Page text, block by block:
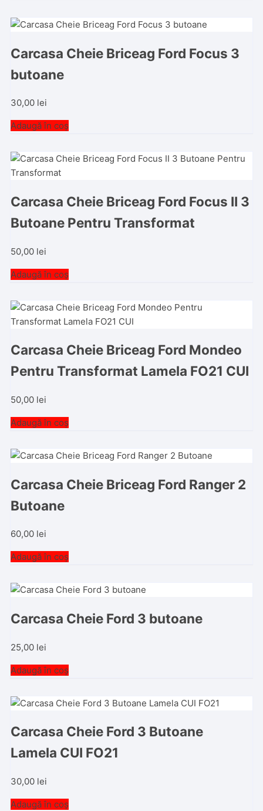
Carcasa Cheie Briceag Ford Focus 3
butoane
30,00 lei
Adaugă în coș
Carcasa Cheie Briceag Ford Focus II 3
Butoane Pentru Transformat
50,00 lei
Adaugă în coș
Carcasa Cheie Briceag Ford Mondeo
Pentru Transformat Lamela FO21 CUI
50,00 lei
Adaugă în coș
Carcasa Cheie Briceag Ford Ranger 2
Butoane
60,00 lei
Adaugă în coș
Carcasa Cheie Ford 3 butoane
25,00 lei
Adaugă în coș
Carcasa Cheie Ford 3 Butoane
Lamela CUI FO21
30,00 lei
Adaugă în coș